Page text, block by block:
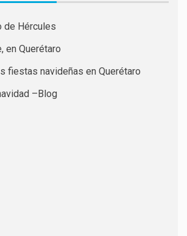
de Hércules
en Querétaro
fiestas navideñas en Querétaro
–Blog